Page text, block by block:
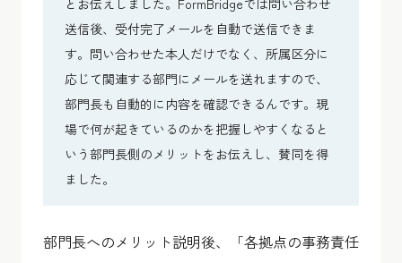
送信後、受付完了メールを自動で送信できま
す。問い合わせた本人だけでなく、所属区分に
応じて関連する部門にメールを送れますので、
部門長も自動的に内容を確認できるんです。現
場で何が起きているのかを把握しやすくなると
いう部門長側のメリットをお伝えし、賛同を得
ました。
部門長へのメリット説明後、「各拠点の事務責任